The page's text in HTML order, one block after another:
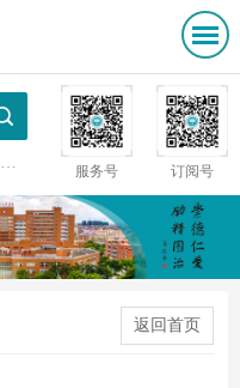
服务号 订阅号
返回首页